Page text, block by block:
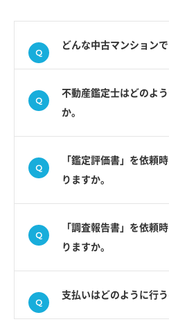
どんな中古マンション
不動産鑑定士はどのよ
か。
「鑑定評価書」を依頼
りますか。
「調査報告書」を依頼
りますか。
支払いはどのように行う